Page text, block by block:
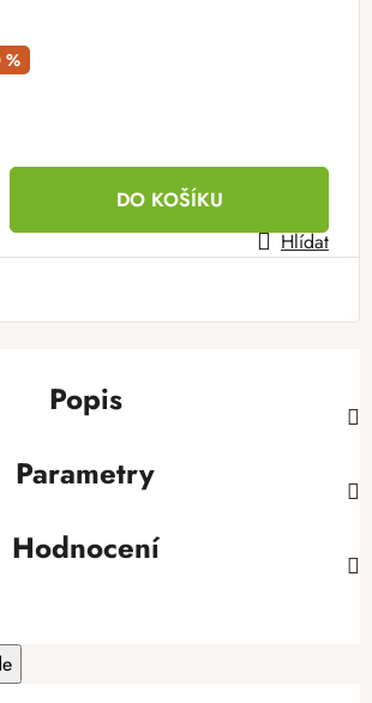
DO KOŠÍKU
Hlídat
Popis
Parametry
Hodnocení